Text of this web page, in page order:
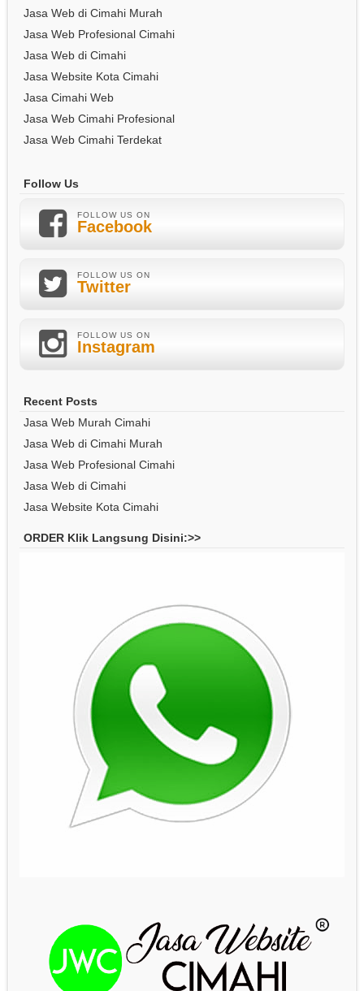
Jasa Web di Cimahi Murah
Jasa Web Profesional Cimahi
Jasa Web di Cimahi
Jasa Website Kota Cimahi
Jasa Cimahi Web
Jasa Web Cimahi Profesional
Jasa Web Cimahi Terdekat
Follow Us
FOLLOW US ON
Facebook
FOLLOW US ON
Twitter
FOLLOW US ON
Instagram
Recent Posts
Jasa Web Murah Cimahi
Jasa Web di Cimahi Murah
Jasa Web Profesional Cimahi
Jasa Web di Cimahi
Jasa Website Kota Cimahi
ORDER Klik Langsung Disini:>>